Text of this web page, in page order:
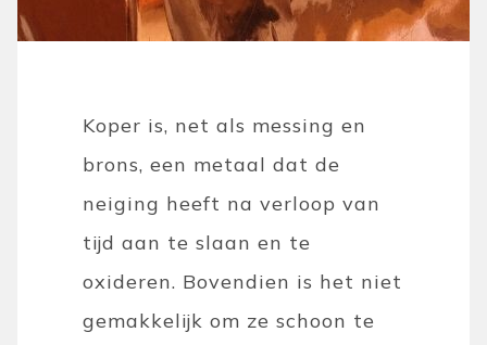
Koper is, net als messing en
brons, een metaal dat de
neiging heeft na verloop van
tijd aan te slaan en te
oxideren. Bovendien is het niet
gemakkelijk om ze schoon te